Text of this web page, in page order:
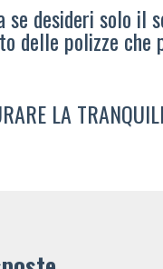
se desideri solo
delle polizze
LA